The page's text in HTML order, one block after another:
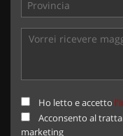
Ho letto e accetto
Acconsento al
marketing